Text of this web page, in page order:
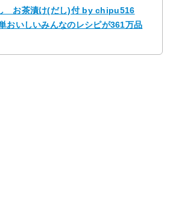
お茶漬け(だし)付 by chipu516
おいしいみんなのレシピが361万品